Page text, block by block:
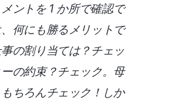
ントを 1 か所で確認で
何にも勝るメリットで
の割り当ては？チェッ
の約束？チェック。母
ちろんチェック！しか